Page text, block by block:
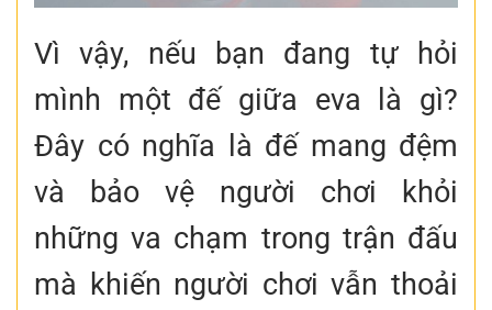
Vì vậy, nếu bạn đang tự hỏi
mình một đế giữa eva là gì?
Đây có nghĩa là đế mang đệm
và bảo vệ người chơi khỏi
những va chạm trong trận đấu
mà khiến người chơi vẫn thoải